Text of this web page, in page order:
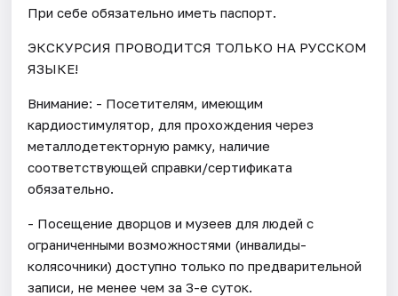
При себе обязательно иметь паспорт.
ЭКСКУРСИЯ ПРОВОДИТСЯ ТОЛЬКО НА РУССКОМ
ЯЗЫКЕ!
Внимание: - Посетителям, имеющим
кардиостимулятор, для прохождения через
металлодетекторную рамку, наличие
соответствующей справки/сертификата
обязательно.
- Посещение дворцов и музеев для людей с
ограниченными возможностями (инвалиды-
колясочники) доступно только по предварительной
записи, не менее чем за 3-е суток.